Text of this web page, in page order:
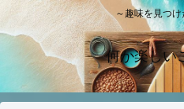
～趣味を見つ
何か楽しい